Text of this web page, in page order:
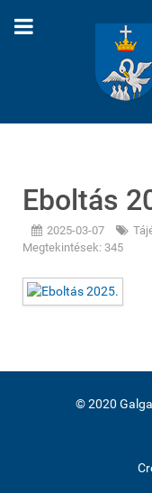
Eboltás
2025-03-07
Megtekintések: 345
© 2020